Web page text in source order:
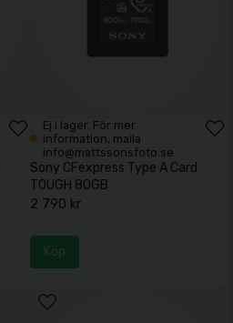
Ej i lager. För mer
information, maila
info@mattssonsfoto.se
Sony CFexpress Type A Card
TOUGH 80GB
2 790 kr
Köp